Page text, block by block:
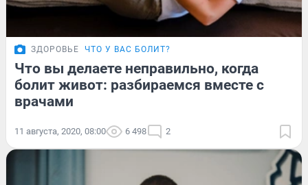
ЗДОРОВЬЕ ЧТО У ВАС БОЛИТ?
Что вы делаете неправильно, когда
болит живот: разбираемся вместе с
врачами
11 августа, 2020, 08:00 6 498 2